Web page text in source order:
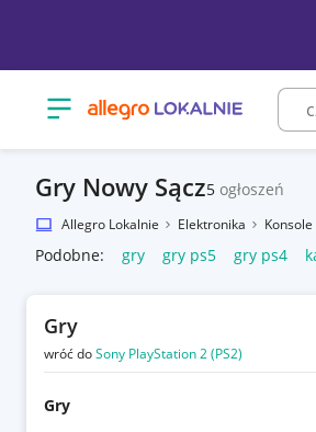
Otwórz menu z kategoriami
Gry Nowy Sącz5 ogłoszeń
Allegro Lokalnie Elektronika
Podobne: gry gry ps5 gry ps4
Gry
wróć doSony PlayStation 2 (PS2)
Gry